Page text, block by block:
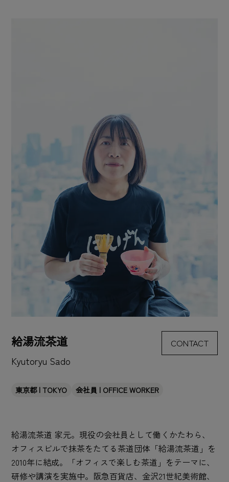
給湯流茶道
Kyutoryu Sado
東京都 | TOKYO 会社員 | OFFICE WORKER
給湯流茶道 家元。現役の会社員として働くかたわら、
オフィスビルで抹茶をたてる茶道団体「給湯流茶道」を
2010年に結成。「オフィスで楽しむ茶道」をテーマに、
研修や講演を実施中。阪急百貨店、金沢21世紀美術館、
CONTACT